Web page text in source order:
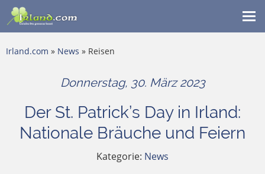
Irland.com » News » Reisen
Donnerstag, 30. März 2023
Der St. Patrick’s Day in Irland:
Nationale Bräuche und Feiern
Kategorie: News